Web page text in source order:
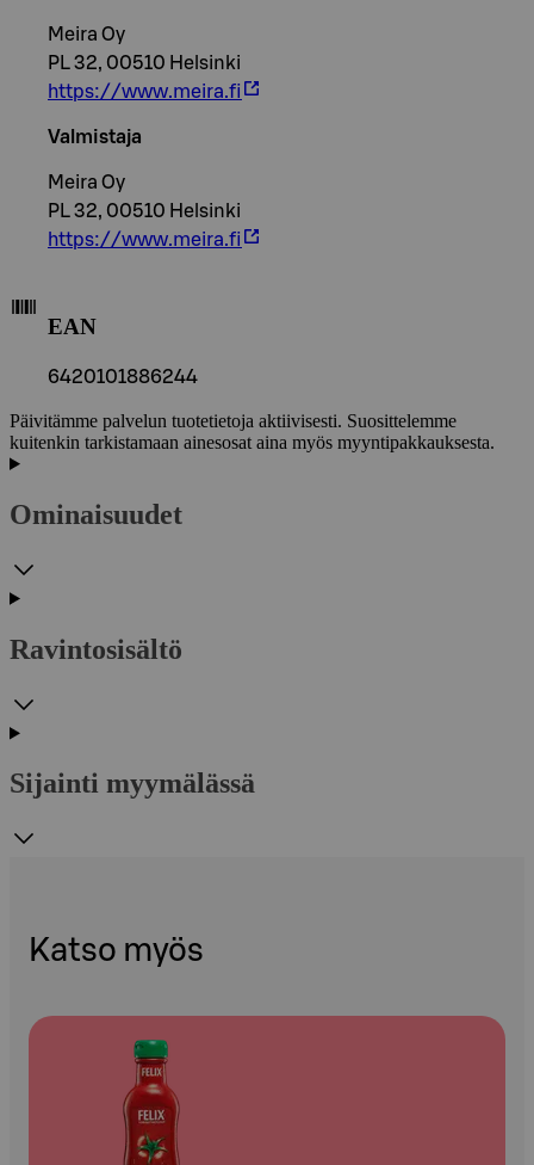
Meira Oy
PL 32, 00510 Helsinki
https://www.meira.fi
Valmistaja
Meira Oy
PL 32, 00510 Helsinki
https://www.meira.fi
EAN
6420101886244
Päivitämme palvelun tuotetietoja aktiivisesti. Suosittelemme
kuitenkin tarkistamaan ainesosat aina myös myyntipakkauksesta.
Ominaisuudet
Ravintosisältö
Sijainti myymälässä
Katso myös